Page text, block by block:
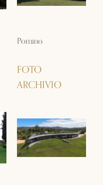
Pomino
FOTO
ARCHIVIO